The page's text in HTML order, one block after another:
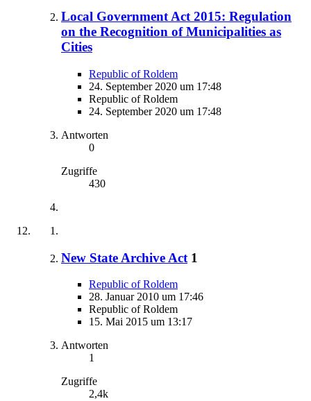
Local Government Act 2015: Regulation
on the Recognition of Municipalities as
Cities
Republic of Roldem
24. September 2020 um 17:48
Republic of Roldem
24. September 2020 um 17:48
Antworten
0
Zugriffe
430
New State Archive Act 1
Republic of Roldem
28. Januar 2010 um 17:46
Republic of Roldem
15. Mai 2015 um 13:17
Antworten
1
Zugriffe
2,4k